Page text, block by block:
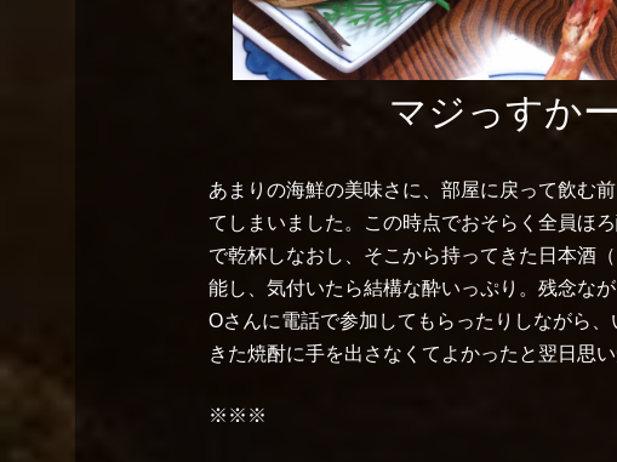
マジっすか
あまりの海鮮の美味さに、部屋に戻って飲む
てしまいました。この時点でおそらく全員ほ
で乾杯しなおし、そこから持ってきた日本酒
能し、気付いたら結構な酔いっぷり。残念な
Oさんに電話で参加してもらったりしながら
きた焼酎に手を出さなくてよかったと翌日思
※※※